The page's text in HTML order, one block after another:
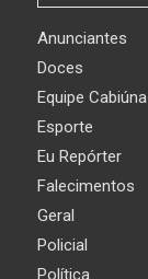
Anunciantes
Doces
Equipe Cabiúna
Esporte
Eu Repórter
Falecimentos
Geral
Policial
Política